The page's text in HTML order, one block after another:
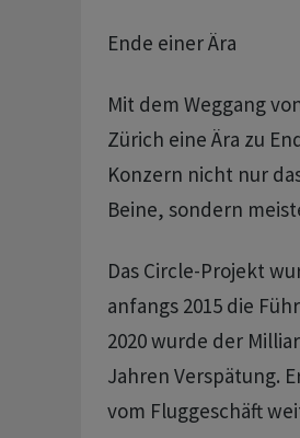
Ende einer Ära
Mit dem Weggang
Zürich eine Ära zu
Konzern nicht nur
Beine, sondern
Das Circle-Projekt
anfangs 2015 die
2020 wurde der
Jahren Verspätung.
vom Fluggeschäft